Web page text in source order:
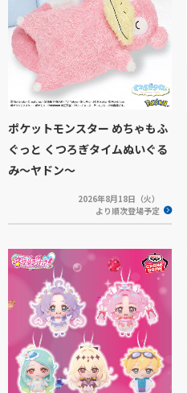
ポケットモンスター めちゃもふ
ぐっと くつろぎタイムぬいぐる
み～ヤドン～
2026年8月18日（火）
より順次登場予定